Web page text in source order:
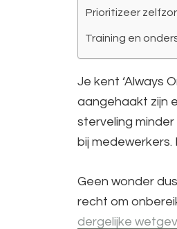
Prioritizeer
Training en
Je kent ‘Always
aangehaakt zijn
sterveling
bij
Geen wonder
recht om
dergelijke